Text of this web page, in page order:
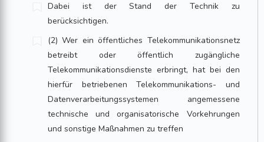
Dabei ist der Stand der Technik zu
berücksichtigen.
(2) Wer ein öffentliches Telekommunikationsnetz
betreibt oder öffentlich zugängliche
Telekommunikationsdienste erbringt, hat bei den
hierfür betriebenen Telekommunikations- und
Datenverarbeitungssystemen angemessene
technische und organisatorische Vorkehrungen
und sonstige Maßnahmen zu treffen